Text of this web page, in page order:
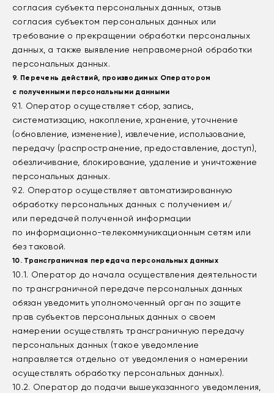
согласия субъекта персональных данных, отзыв
согласия субъектом персональных данных или
требование о прекращении обработки персональных
данных, а также выявление неправомерной обработки
персональных данных.
9. Перечень действий, производимых Оператором
с полученными персональными данными
9.1. Оператор осуществляет сбор, запись,
систематизацию, накопление, хранение, уточнение
(обновление, изменение), извлечение, использование,
передачу (распространение, предоставление, доступ),
обезличивание, блокирование, удаление и уничтожение
персональных данных.
9.2. Оператор осуществляет автоматизированную
обработку персональных данных с получением и/
или передачей полученной информации
по информационно-телекоммуникационным сетям или
без таковой.
10. Трансграничная передача персональных данных
10.1. Оператор до начала осуществления деятельности
по трансграничной передаче персональных данных
обязан уведомить уполномоченный орган по защите
прав субъектов персональных данных о своем
намерении осуществлять трансграничную передачу
персональных данных (такое уведомление
направляется отдельно от уведомления о намерении
осуществлять обработку персональных данных).
10.2. Оператор до подачи вышеуказанного уведомления,